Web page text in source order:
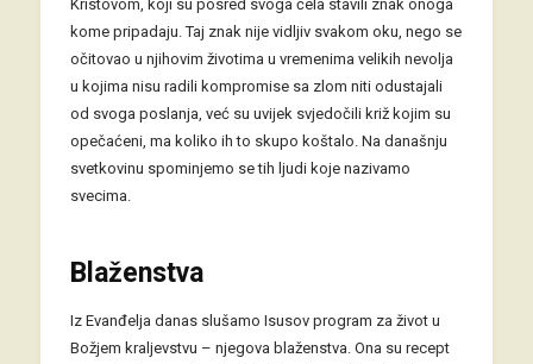
Kristovom, koji su posred svoga čela stavili znak onoga
kome pripadaju. Taj znak nije vidljiv svakom oku, nego se
očitovao u njihovim životima u vremenima velikih nevolja
u kojima nisu radili kompromise sa zlom niti odustajali
od svoga poslanja, već su uvijek svjedočili križ kojim su
opečaćeni, ma koliko ih to skupo koštalo. Na današnju
svetkovinu spominjemo se tih ljudi koje nazivamo
svecima.
Blaženstva
Iz Evanđelja danas slušamo Isusov program za život u
Božjem kraljevstvu – njegova blaženstva. Ona su recept